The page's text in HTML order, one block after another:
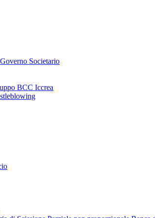
Societario
BCC Iccrea